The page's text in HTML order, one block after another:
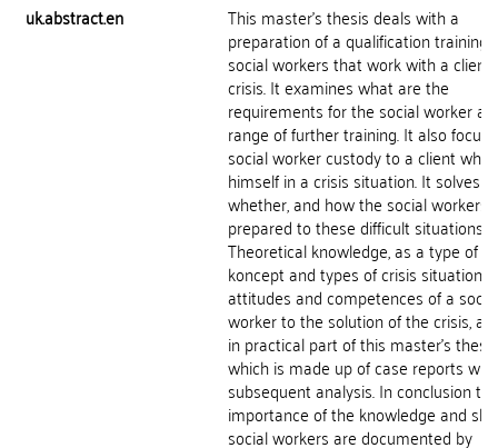
uk.abstract.en
This master's thesis deals with a
preparation of a qualification training
social workers that work with a client
crisis. It examines what are the
requirements for the social worker
range of further training. It also
social worker custody to a client who
himself in a crisis situation. It solves
whether, and how the social workers
prepared to these difficult situations.
Theoretical knowledge, as a type of
koncept and types of crisis situations
attitudes and competences of a social
worker to the solution of the crisis,
in practical part of this master's
which is made up of case reports with
subsequent analysis. In conclusion the
importance of the knowledge and
social workers are documented by